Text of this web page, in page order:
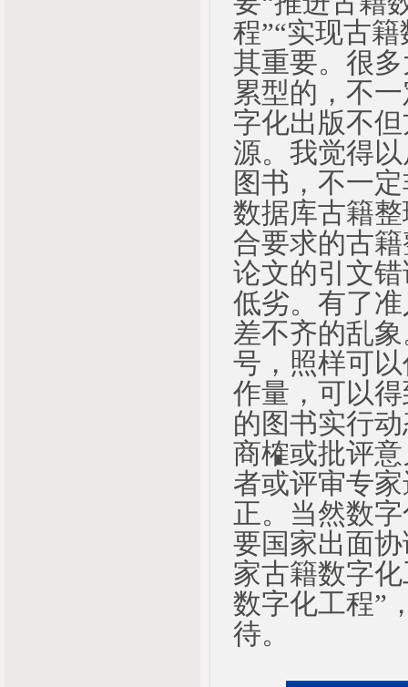
程”“实现古
其重要。很
累型的，不
字化出版不
源。我觉得
图书，不一
数据库古籍
合要求的古
论文的引文
低劣。有了
差不齐的乱
号，照样可
作量，可以
的图书实行
商榷或批评
者或评审专
正。当然数
要国家出面
家古籍数字
数字化工程”
待。